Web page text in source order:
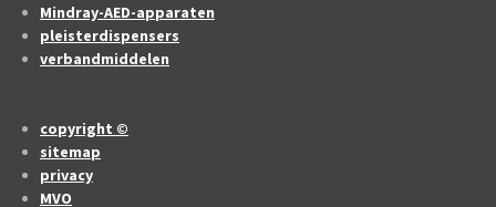
Mindray-AED-apparaten
pleisterdispensers
verbandmiddelen
copyright ©
sitemap
privacy
MVO